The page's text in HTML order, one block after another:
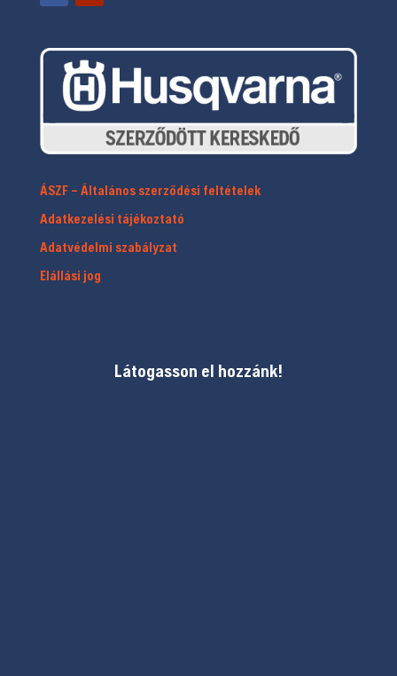
ÁSZF – Általános szerződési feltételek
Adatkezelési tájékoztató
Adatvédelmi szabályzat
Elállási jog
Látogasson el hozzánk!